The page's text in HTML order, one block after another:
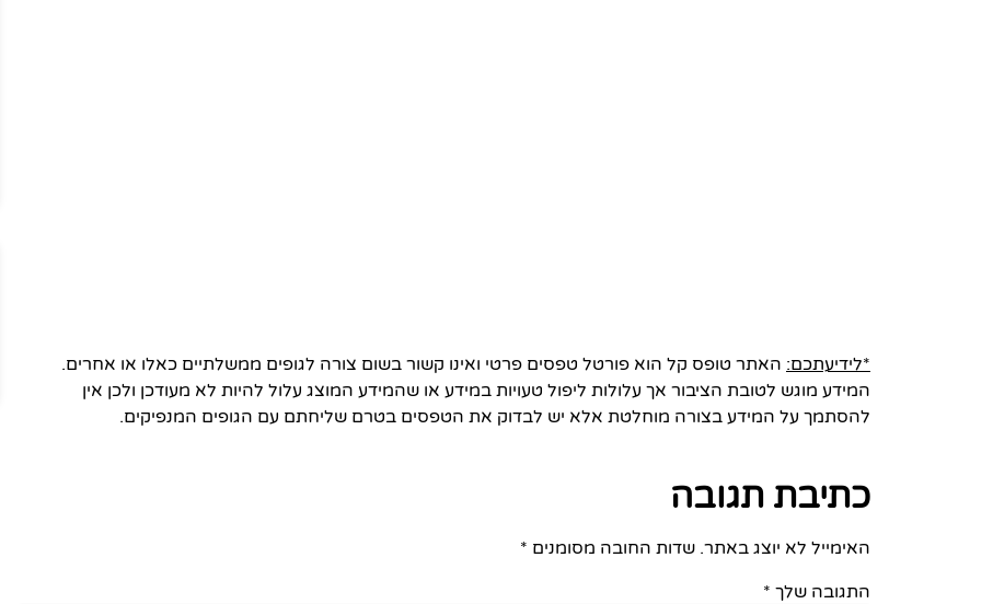
*לידיעתכם: האתר טופס קל הוא פורטל טפסים פרטי ואינו קשור בשום צורה לגופים ממשלתיים כאלו או אחרים.
המידע מוגש לטובת הציבור אך עלולות ליפול טעויות במידע או שהמידע המוצג עלול להיות לא מעודכן ולכן אין
להסתמך על המידע בצורה מוחלטת אלא יש לבדוק את הטפסים בטרם שליחתם עם הגופים המנפיקים.
כתיבת תגובה
האימייל לא יוצג באתר. שדות החובה מסומנים *
התגובה שלך *